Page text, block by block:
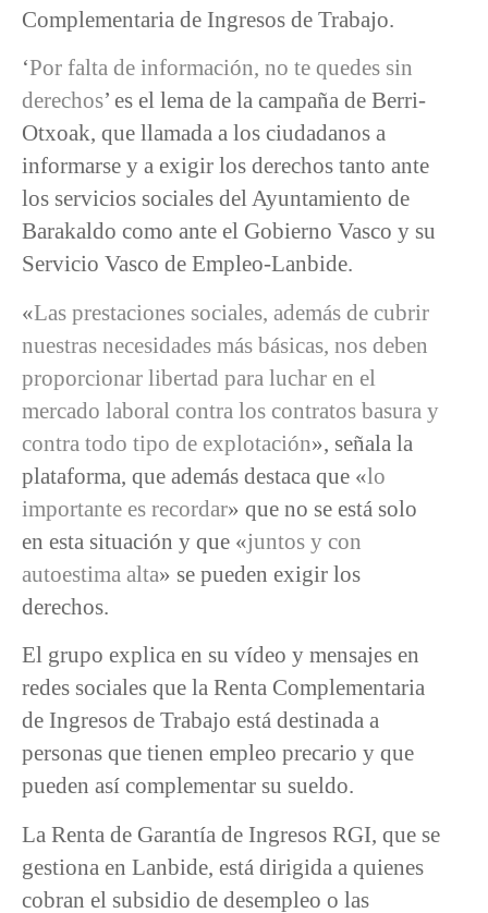
Complementaria de Ingresos de Trabajo.
‘Por falta de información, no te quedes sin
derechos’ es el lema de la campaña de Berri-
Otxoak, que llamada a los ciudadanos a
informarse y a exigir los derechos tanto ante
los servicios sociales del Ayuntamiento de
Barakaldo como ante el Gobierno Vasco y su
Servicio Vasco de Empleo-Lanbide.
«Las prestaciones sociales, además de cubrir
nuestras necesidades más básicas, nos deben
proporcionar libertad para luchar en el
mercado laboral contra los contratos basura y
contra todo tipo de explotación», señala la
plataforma, que además destaca que «lo
importante es recordar» que no se está solo
en esta situación y que «juntos y con
autoestima alta» se pueden exigir los
derechos.
El grupo explica en su vídeo y mensajes en
redes sociales que la Renta Complementaria
de Ingresos de Trabajo está destinada a
personas que tienen empleo precario y que
pueden así complementar su sueldo.
La Renta de Garantía de Ingresos RGI, que se
gestiona en Lanbide, está dirigida a quienes
cobran el subsidio de desempleo o las